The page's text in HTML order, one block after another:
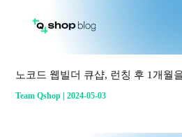
노코드 웹빌더 큐샵, 런칭 후 1개월
Team Qshop |2024-05-03